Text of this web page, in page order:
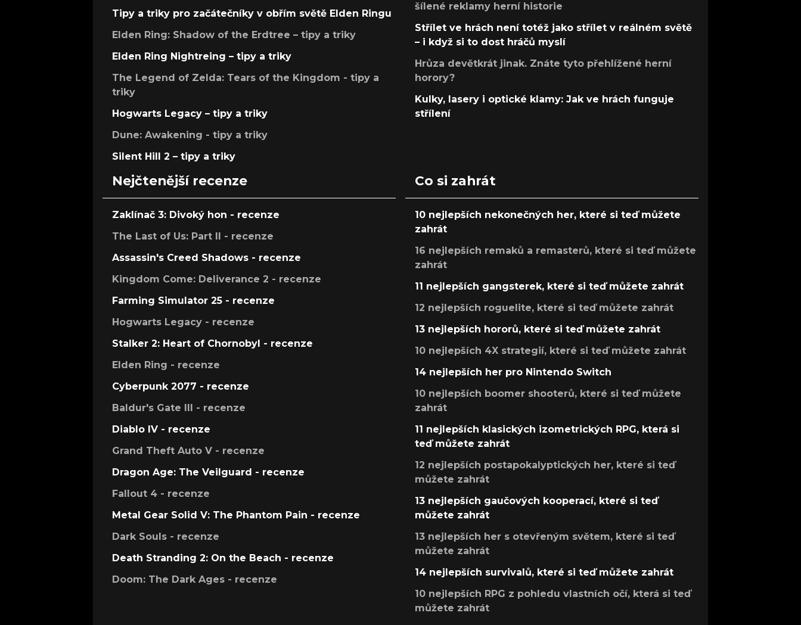
Tipy a triky pro začátečníky v obřím světě Elden Ringu
Elden Ring: Shadow of the Erdtree – tipy a triky
Elden Ring Nightreing – tipy a triky
The Legend of Zelda: Tears of the Kingdom - tipy a
triky
Hogwarts Legacy – tipy a triky
Dune: Awakening - tipy a triky
Silent Hill 2 – tipy a triky
šílené reklamy herní historie
Střílet ve hrách není totéž jako střílet v reálném světě
– i když si to dost hráčů myslí
Hrůza devětkrát jinak. Znáte tyto přehlížené herní
horory?
Kulky, lasery i optické klamy: Jak ve hrách funguje
střílení
Nejčtenější recenze
Zaklínač 3: Divoký hon - recenze
The Last of Us: Part II - recenze
Assassin's Creed Shadows - recenze
Kingdom Come: Deliverance 2 - recenze
Farming Simulator 25 - recenze
Hogwarts Legacy - recenze
Stalker 2: Heart of Chornobyl - recenze
Elden Ring - recenze
Cyberpunk 2077 - recenze
Baldur's Gate III - recenze
Diablo IV - recenze
Grand Theft Auto V - recenze
Dragon Age: The Veilguard - recenze
Fallout 4 - recenze
Metal Gear Solid V: The Phantom Pain - recenze
Dark Souls - recenze
Death Stranding 2: On the Beach - recenze
Doom: The Dark Ages - recenze
Co si zahrát
10 nejlepších nekonečných her, které si teď můžete
zahrát
16 nejlepších remaků a remasterů, které si teď můžete
zahrát
11 nejlepších gangsterek, které si teď můžete zahrát
12 nejlepších roguelite, které si teď můžete zahrát
13 nejlepších hororů, které si teď můžete zahrát
10 nejlepších 4X strategií, které si teď můžete zahrát
14 nejlepších her pro Nintendo Switch
10 nejlepších boomer shooterů, které si teď můžete
zahrát
11 nejlepších klasických izometrických RPG, která si
teď můžete zahrát
12 nejlepších postapokalyptických her, které si teď
můžete zahrát
13 nejlepších gaučových kooperací, které si teď
můžete zahrát
13 nejlepších her s otevřeným světem, které si teď
můžete zahrát
14 nejlepších survivalů, které si teď můžete zahrát
10 nejlepších RPG z pohledu vlastních očí, která si teď
můžete zahrát